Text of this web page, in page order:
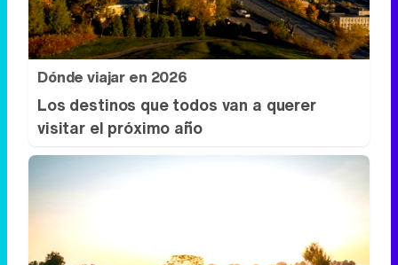
Dónde viajar en 2026
Los destinos que todos van a querer
visitar el próximo año